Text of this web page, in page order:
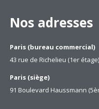
Nos adresses
Paris (bureau commercial)
43 rue de Richelieu (1er
Paris (siège)
91 Boulevard Haussmann